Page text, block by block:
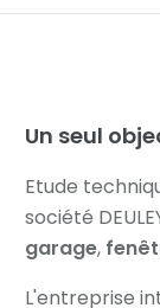
Un seul
Etude
société
garage,
L'entreprise